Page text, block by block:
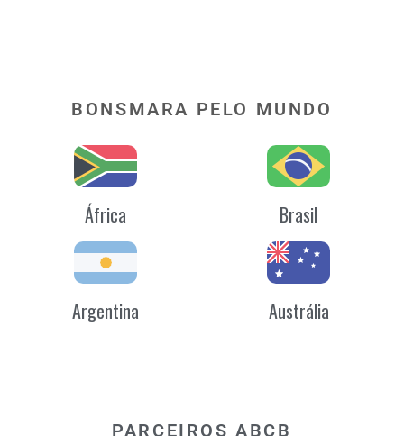
BONSMARA PELO MUNDO
África Brasil
Argentina Austrália
PARCEIROS ABCB